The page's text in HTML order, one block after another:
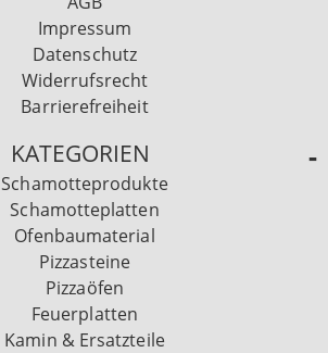
Impressum
Datenschutz
Widerrufsrecht
Barrierefreiheit
KATEGORIEN
Schamotteprodukte
Schamotteplatten
Ofenbaumaterial
Pizzasteine
Pizzaöfen
Feuerplatten
Kamin & Ersatzteile